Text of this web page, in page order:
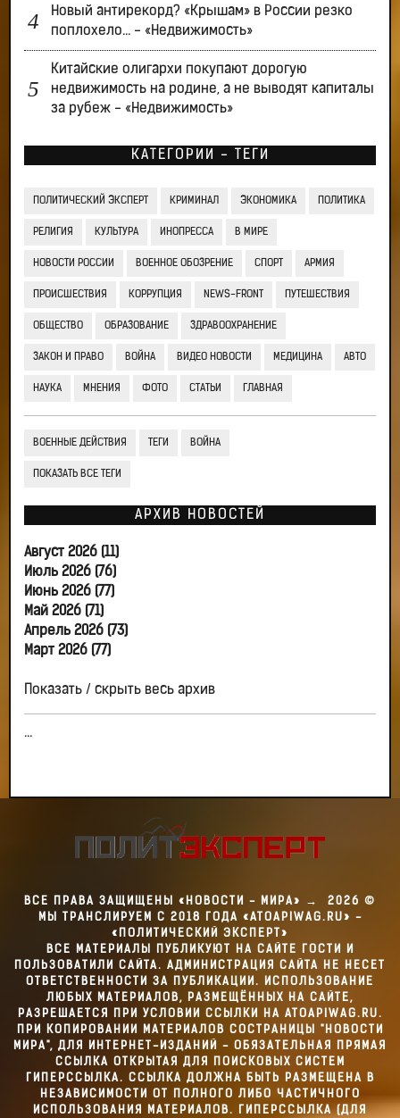
Новый антирекорд? «Крышам» в России резко
поплохело… - «Недвижимость»
Китайские олигархи покупают дорогую
недвижимость на родине, а не выводят капиталы
за рубеж - «Недвижимость»
КАТЕГОРИИ - ТЕГИ
ПОЛИТИЧЕСКИЙ ЭКСПЕРТ КРИМИНАЛ ЭКОНОМИКА ПОЛИТИКА
РЕЛИГИЯ КУЛЬТУРА ИНОПРЕССА В МИРЕ
НОВОСТИ РОССИИ ВОЕННОЕ ОБОЗРЕНИЕ СПОРТ АРМИЯ
ПРОИСШЕСТВИЯ КОРРУПЦИЯ NEWS-FRONT ПУТЕШЕСТВИЯ
ОБЩЕСТВО ОБРАЗОВАНИЕ ЗДРАВООХРАНЕНИЕ
ЗАКОН И ПРАВО ВОЙНА ВИДЕО НОВОСТИ МЕДИЦИНА АВТО
НАУКА МНЕНИЯ ФОТО СТАТЬИ ГЛАВНАЯ
ВОЕННЫЕ ДЕЙСТВИЯ ТЕГИ ВОЙНА
ПОКАЗАТЬ ВСЕ ТЕГИ
АРХИВ НОВОСТЕЙ
Август 2026 (11)
Июль 2026 (76)
Июнь 2026 (77)
Май 2026 (71)
Апрель 2026 (73)
Март 2026 (77)
Показать / скрыть весь архив
...
ВСЕ ПРАВА ЗАЩИЩЕНЫ «НОВОСТИ - МИРА» → 2026 ©
МЫ ТРАНСЛИРУЕМ С 2018 ГОДА «ATOAPIWAG.RU» -
«ПОЛИТИЧЕСКИЙ ЭКСПЕРТ»
ВСЕ МАТЕРИАЛЫ ПУБЛИКУЮТ НА САЙТЕ ГОСТИ И
ПОЛЬЗОВАТИЛИ САЙТА. АДМИНИСТРАЦИЯ САЙТА НЕ НЕСЕТ
ОТВЕТСТВЕННОСТИ ЗА ПУБЛИКАЦИИ. ИСПОЛЬЗОВАНИЕ
ЛЮБЫХ МАТЕРИАЛОВ, РАЗМЕЩЁННЫХ НА САЙТЕ,
РАЗРЕШАЕТСЯ ПРИ УСЛОВИИ ССЫЛКИ НА ATOAPIWAG.RU.
ПРИ КОПИРОВАНИИ МАТЕРИАЛОВ СОСТРАНИЦЫ "НОВОСТИ
МИРА", ДЛЯ ИНТЕРНЕТ-ИЗДАНИЙ - ОБЯЗАТЕЛЬНАЯ ПРЯМАЯ
ССЫЛКА ОТКРЫТАЯ ДЛЯ ПОИСКОВЫХ СИСТЕМ
ГИПЕРССЫЛКА. ССЫЛКА ДОЛЖНА БЫТЬ РАЗМЕЩЕНА В
НЕЗАВИСИМОСТИ ОТ ПОЛНОГО ЛИБО ЧАСТИЧНОГО
ИСПОЛЬЗОВАНИЯ МАТЕРИАЛОВ. ГИПЕРССЫЛКА (ДЛЯ